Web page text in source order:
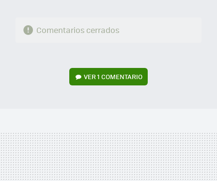
Comentarios cerrados
VER1 COMENTARIO